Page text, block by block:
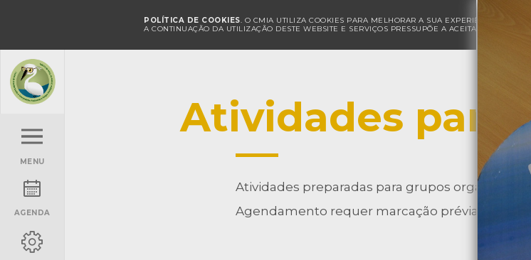
POLÍTICA DE COOKIES. O CMIA UTILIZA COOKIES PARA MELHORAR A SUA EXPERIÊNCIA DE
A CONTINUAÇÃO DA UTILIZAÇÃO DESTE WEBSITE E SERVIÇOS PRESSUPÕE A ACEITAÇÃO DA
MENU
AGENDA
Atividades para
Atividades preparadas para grupos organizados
Agendamento requer marcação prévia.